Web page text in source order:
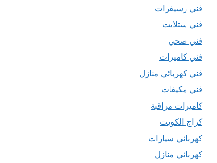
فني رسيفرات
فني ستلايت
فني صحي
فني كاميرات
فني كهربائي منازل
فني مكيفات
كاميرات مراقبة
كراج الكويت
كهربائي سيارات
كهربائي منازل